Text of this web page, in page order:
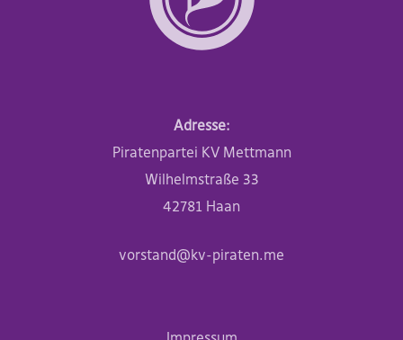
Adresse:
Piratenpartei KV Mettmann
Wilhelmstraße 33
42781 Haan
vorstand@kv-piraten.me